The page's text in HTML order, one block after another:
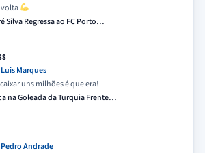
Silva Regressa ao FC Porto…
Luis Marques
uns milhões é que era!
na Goleada da Turquia Frente…
Pedro Andrade